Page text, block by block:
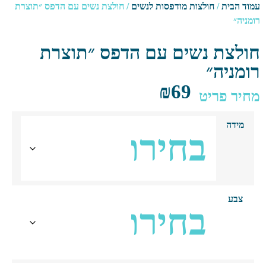
הבית/חולצות מודפסות לנשים/ חולצת נשים עם הדפס ״תוצרת
נשים עם הדפס ״תוצרת
פריט ₪69
מידה